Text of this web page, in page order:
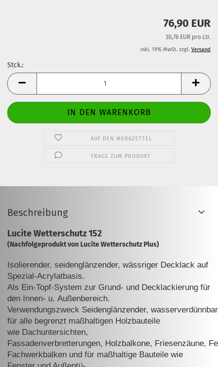
76,90 EUR
30,76 EUR pro Ltr.
inkl. 19% MwSt. zzgl. Versand
Stck.:
Stck.
AUF DEN MERKZETTEL
FRAGE ZUM PRODUKT
Beschreibung
Lucite Wetterschutz 152
(Nachfolgeprodukt von Lucite Wetterschutz Plus)
Isolierender, seidenglänzender, wässriger Decklack auf
Spezial-Acrylatbasis.
Als Ein-Topf-System zur Grund- und Decklackierung für
den Innen- u. Außenbereich.
Verwendungszweck Seidenglänzender,
für alle begrenzt maßhaltigen Holzbauteile
wie Dachuntersichten,
Fassadenverbretterungen, Holzbalkone, Friesenzäune,
Fachwerkbalken und für maßhaltige Bauteile wie